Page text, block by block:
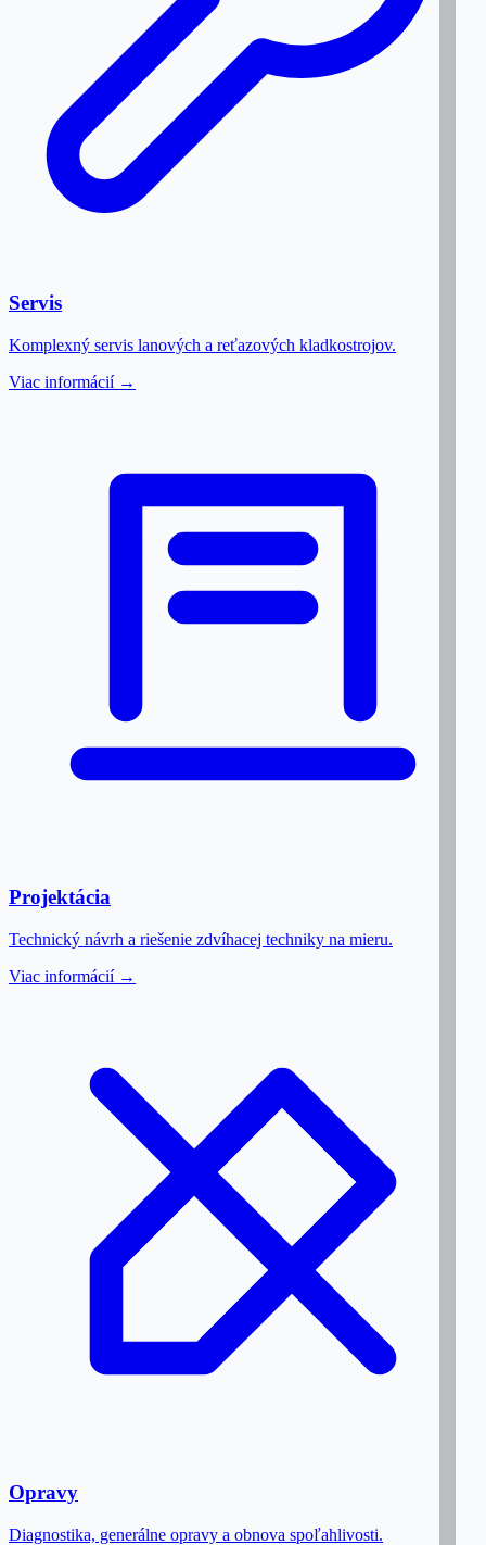
Servis
Komplexný servis lanových a reťazových kladkostrojov.
Viac informácií →
Projektácia
Technický návrh a riešenie zdvíhacej techniky na mieru.
Viac informácií →
Opravy
Diagnostika, generálne opravy a obnova spoľahlivosti.